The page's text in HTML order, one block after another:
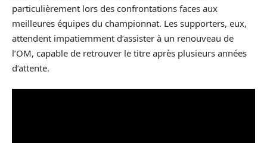
particulièrement lors des confrontations faces aux
meilleures équipes du championnat. Les supporters, eux,
attendent impatiemment d’assister à un renouveau de
l’OM, capable de retrouver le titre après plusieurs années
d’attente.